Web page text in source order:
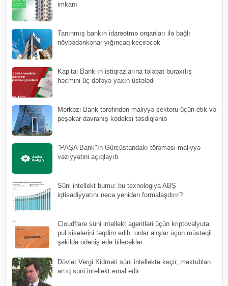
imkanı
Tanınmış bankın idarəetmə orqanları ilə bağlı
növbədənkənar yığıncaq keçirəcək
Kapital Bank-ın istiqrazlarına tələbat buraxılış
həcmini üç dəfəyə yaxın üstələdi
Mərkəzi Bank tərəfindən maliyyə sektoru üçün etik və
peşəkar davranış kodeksi təsdiqlənib
"PAŞA Bank"ın Gürcüstandakı törəməsi maliyyə
vəziyyətini açıqlayıb
Süni intellekt bumu: bu texnologiya ABŞ
iqtisadiyyatını necə yenidən formalaşdırır?
Cloudflare süni intellekt agentləri üçün kriptovalyuta
pul kisələrini təqdim edib: onlar alışlar üçün müstəqil
şəkildə ödəniş edə biləcəklər
Dövlət Vergi Xidməti süni intellektə keçir, məktubları
artıq süni intellekt emal edir